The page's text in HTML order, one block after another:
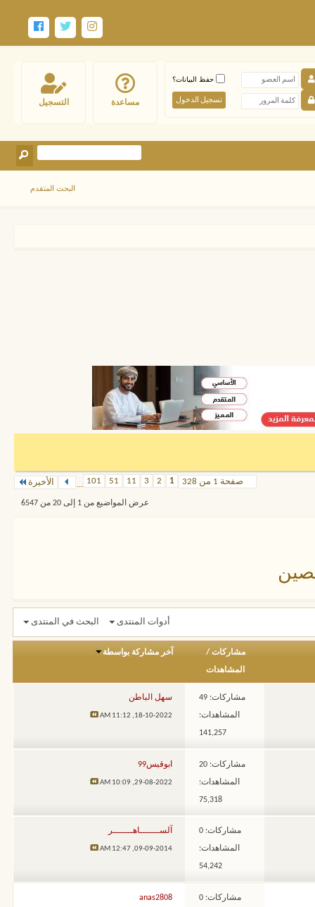
التسجيل مساعدة
حفظ البيانات؟
البحث المتقدم
صفحة 1 من 328 1
2
3
11
51
101
... الأخيرة
عرض المواضيع من 1 إلى 20 من 6547
أدوات المنتدى البحث في المنتدى
مشاركات /
المشاهدات
آخر مشاركة بواسطة
مشاركات: 49
المشاهدات:
141,257
سهل الباطن
18-10-2022,
11:12 AM
مشاركات: 20
المشاهدات:
75,318
ابوقيس99
29-08-2022,
10:09 AM
مشاركات: 0
المشاهدات:
54,242
آلســـــــاهـــــــر
09-09-2014,
12:47 AM
مشاركات: 0 anas2808